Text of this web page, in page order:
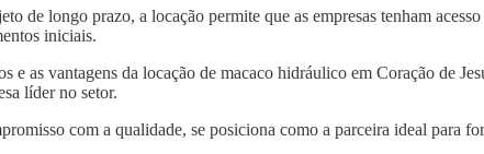
de longo prazo, a locação permite que as empresas tenham
iniciais.
e as vantagens da locação de macaco hidráulico em Coração de
líder no setor.
com a qualidade, se posiciona como a parceira ideal para